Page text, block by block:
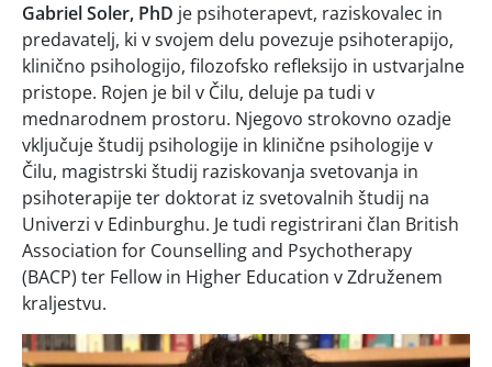
Gabriel Soler, PhD je psihoterapevt, raziskovalec in
predavatelj, ki v svojem delu povezuje psihoterapijo,
klinično psihologijo, filozofsko refleksijo in ustvarjalne
pristope. Rojen je bil v Čilu, deluje pa tudi v
mednarodnem prostoru. Njegovo strokovno ozadje
vključuje študij psihologije in klinične psihologije v
Čilu, magistrski študij raziskovanja svetovanja in
psihoterapije ter doktorat iz svetovalnih študij na
Univerzi v Edinburghu. Je tudi registrirani član British
Association for Counselling and Psychotherapy
(BACP) ter Fellow in Higher Education v Združenem
kraljestvu.